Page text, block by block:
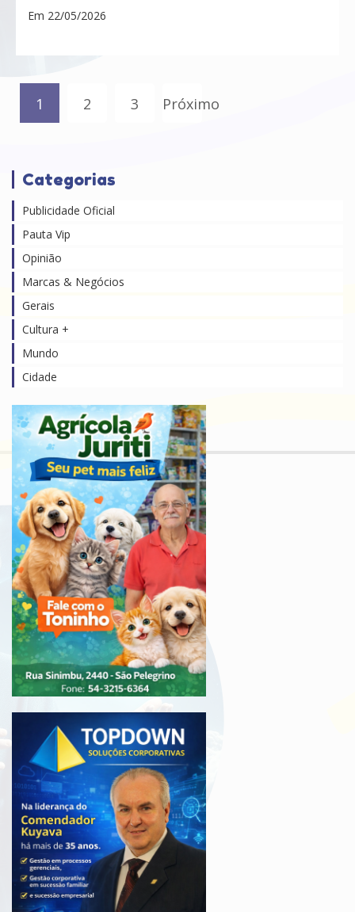
Em 22/05/2026
1 2 3 Próximo
Categorias
Publicidade Oficial
Pauta Vip
Opinião
Marcas & Negócios
Gerais
Cultura +
Mundo
Cidade